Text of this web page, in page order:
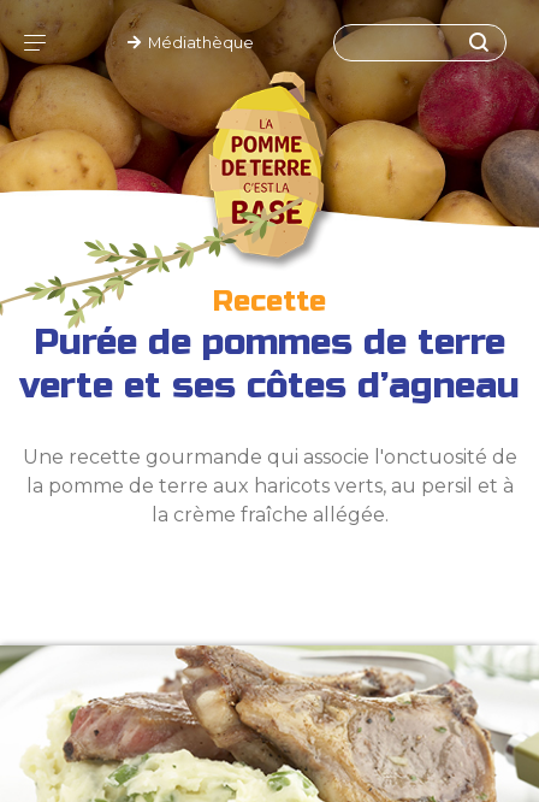
Médiathèque
Recette
Purée de pommes de terre
verte et ses côtes d’agneau
Une recette gourmande qui associe l'onctuosité de
la pomme de terre aux haricots verts, au persil et à
la crème fraîche allégée.